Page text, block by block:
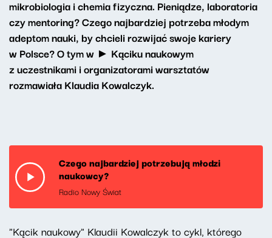
mikrobiologia i chemia fizyczna. Pieniądze, laboratoria
czy mentoring? Czego najbardziej potrzeba młodym
adeptom nauki, by chcieli rozwijać swoje kariery
w Polsce? O tym w ► Kąciku naukowym
z uczestnikami i organizatorami warsztatów
rozmawiała Klaudia Kowalczyk.
Czego najbardziej potrzebują młodzi
naukowcy?
Radio Nowy Świat
"Kącik naukowy" Klaudii Kowalczyk to cykl, którego